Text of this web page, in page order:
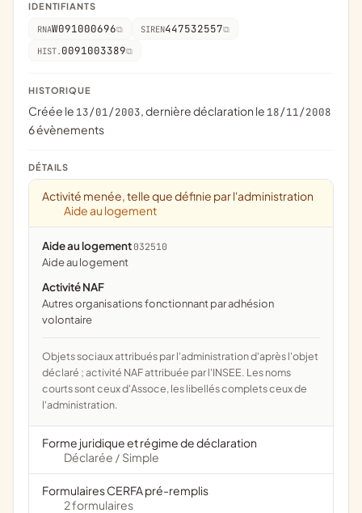
IDENTIFIANTS
RNAW091000696 SIREN447532557
HIST. 0091003389
HISTORIQUE
Créée le 13/01/2003, dernière déclaration le 18/11/2008
6 évènements
DÉTAILS
Activité menée, telle que définie par l'administration
Aide au logement
Aide au logement 032510
aide au logement
Activité NAF
Autres organisations fonctionnant par adhésion
volontaire
Objets sociaux attribués par l'administration d'après l'objet
déclaré ; activité NAF attribuée par l'INSEE. Les noms
courts sont ceux d'Assoce, les libellés complets ceux de
l'administration.
Forme juridique et régime de déclaration
Déclarée / Simple
Formulaires CERFA pré-remplis
2 formulaires